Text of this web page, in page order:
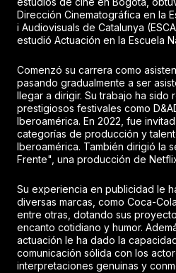
Dirección Cinematográfica en la
i Audiovisuals de Catalunya
estudió Actuación en la Escuela
Comenzó su carrera como
pasando gradualmente a ser
llegar a dirigir. Su trabajo ha sido
prestigiosos festivales como
Iberoamérica. En 2022, fue
categorías de producción y
Iberoamérica. También dirigió la
Frente", una producción de
Su experiencia en publicidad le
diversas marcas, como Coca-
entre otras, dotando sus
encanto cotidiano y humor.
actuación le ha dado la
comunicación sólida con los
interpretaciones genuinas y